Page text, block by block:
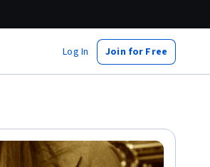
Log In Join for Free